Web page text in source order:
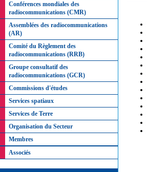
Conférences mondiales des
radiocommunications (CMR)
Assemblées des radiocommunications
(AR)
Comité du Règlement des
radiocommunications (RRB)
Groupe consultatif des
radiocommunications (GCR)
Commissions d'études
Services spatiaux
Services de Terre
Organisation du Secteur
Membres
Associés